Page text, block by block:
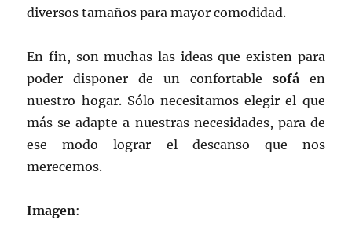
diversos tamaños para mayor comodidad.
En fin, son muchas las ideas que existen para
poder disponer de un confortable sofáen
nuestro hogar. Sólo necesitamos elegir el que
más se adapte a nuestras necesidades, para de
ese modo lograr el descanso que nos
merecemos.
Imagen: